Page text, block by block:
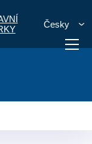
Česky